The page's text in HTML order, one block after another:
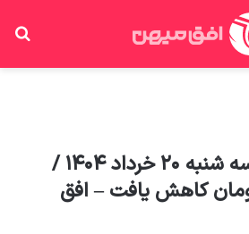
قیمت نقره امروز سه شنبه ۲۰ خرداد ۱۴۰۴ /
نقره ۱۰۰۰ تومان کاهش یافت – افق